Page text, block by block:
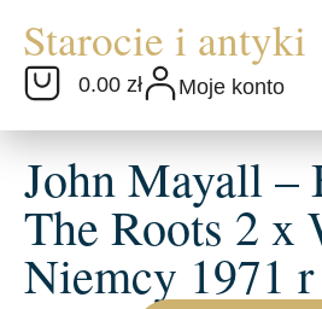
0.00 zł Moje konto
John Mayall –
The Roots 2 x
Niemcy 1971 r